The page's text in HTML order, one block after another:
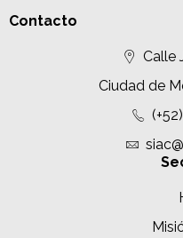
Contacto
Calle
Ciudad de